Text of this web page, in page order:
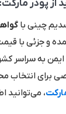
از پودر مارکت:
چینی با
و جزئی با
به سراسر
برای انتخاب
، می‌توانید